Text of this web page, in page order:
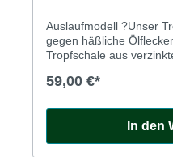
Auslaufmodell ?Unser
gegen häßliche
Tropfschale aus
Abholung ! Es sind nur
902
59,00 €*
In den